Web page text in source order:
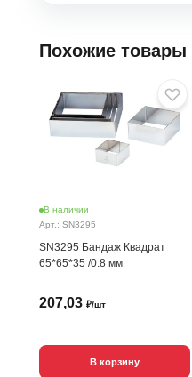
Похожие товары
В наличии
Арт.: SN3295
SN3295 Бандаж Квадрат
65*65*35 /0.8 мм
207,03 ₽/шт
В корзину